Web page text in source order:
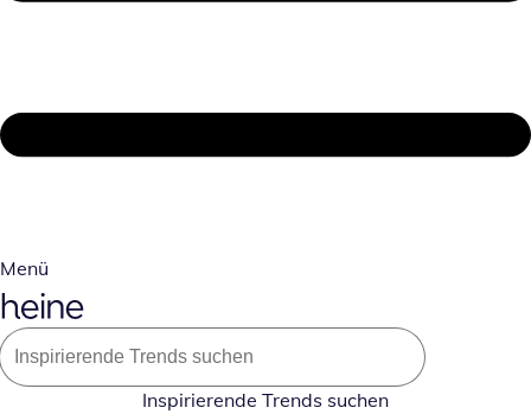
Menü
Inspirierende Trends suchen